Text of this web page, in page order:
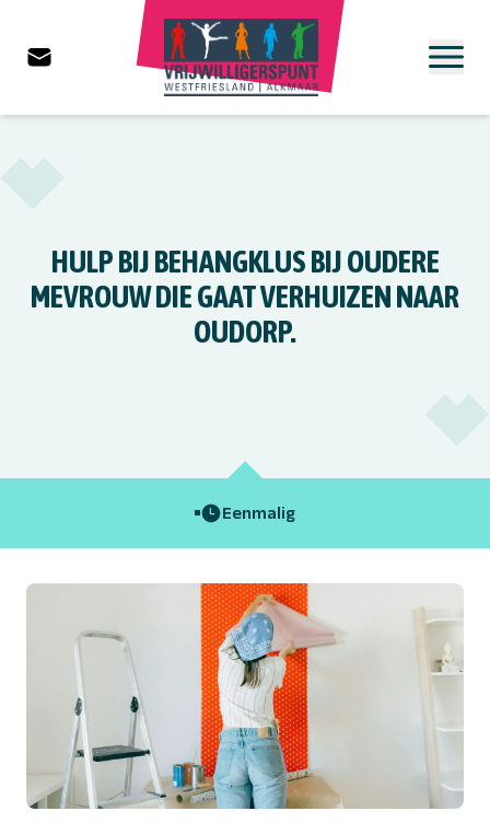
HULP BIJ BEHANGKLUS BIJ OUDERE
MEVROUW DIE GAAT VERHUIZEN NAAR
OUDORP.
Eenmalig